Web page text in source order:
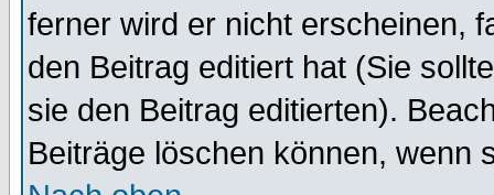
ferner wird er nicht erscheinen,
den Beitrag editiert hat (Sie
sie den Beitrag editierten).
Beiträge löschen können, wenn